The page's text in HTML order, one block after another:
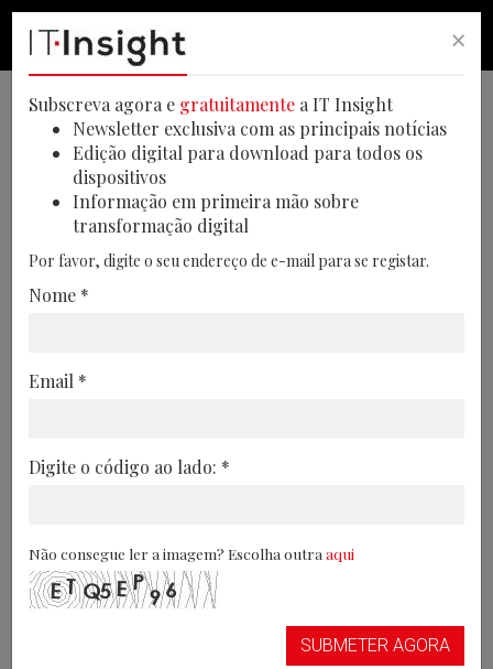
Personalização e ligação
emocional dos consumidores:
As tendências para o retalho
transformar o setor do retalho,
hiperpersonalizadas e fortalecendo a
×
Subscreva agora e gratuitamente a IT Insight
Newsletter exclusiva com as principais notícias
Edição digital para download para todos os
dispositivos
Informação em primeira mão sobre
transformação digital
Por favor, digite o seu endereço de e-mail para se registar.
Nome *
Email *
Digite o código ao lado: *
Não consegue ler a imagem? Escolha outra aqui
SUBMETER AGORA